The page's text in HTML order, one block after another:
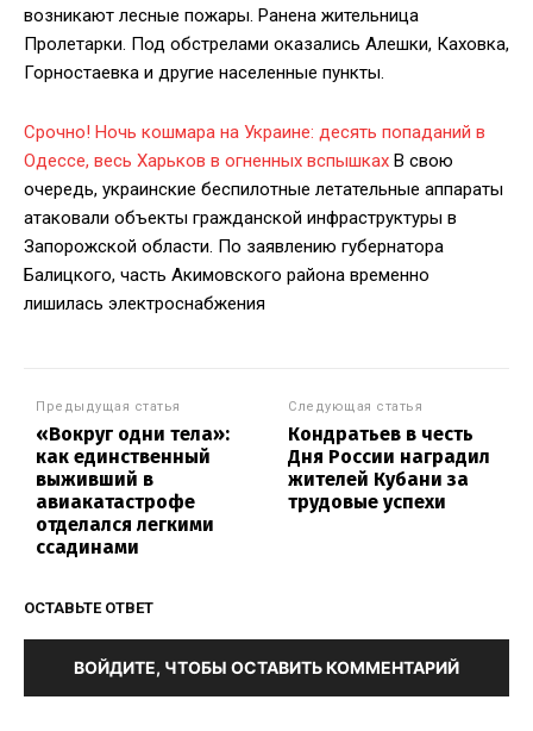
возникают лесные пожары. Ранена жительница
Пролетарки. Под обстрелами оказались Алешки, Каховка,
Горностаевка и другие населенные пункты.
Срочно! Ночь кошмара на Украине: десять попаданий в
Одессе, весь Харьков в огненных вспышках В свою
очередь, украинские беспилотные летательные аппараты
атаковали объекты гражданской инфраструктуры в
Запорожской области. По заявлению губернатора
Балицкого, часть Акимовского района временно
лишилась электроснабжения
Предыдущая статья
«Вокруг одни тела»:
как единственный
выживший в
авиакатастрофе
отделался легкими
ссадинами
Следующая статья
Кондратьев в честь
Дня России наградил
жителей Кубани за
трудовые успехи
ОСТАВЬТЕ ОТВЕТ
ВОЙДИТЕ, ЧТОБЫ ОСТАВИТЬ КОММЕНТАРИЙ